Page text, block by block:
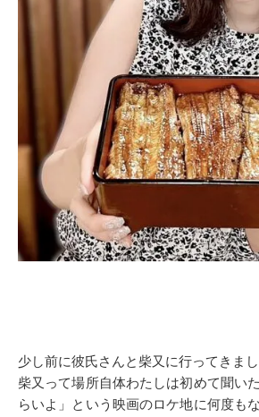
少し前に彼氏さんと柴又に行ってきま
柴又って場所自体わたしは初めて聞い
らいよ」という映画のロケ地に何度も